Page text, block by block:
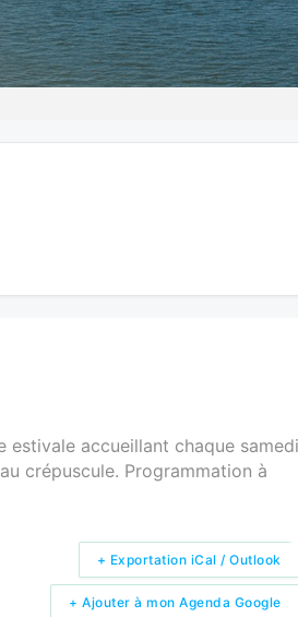
estivale accueillant chaque samedi
crépuscule. Programmation à
+ Ajouter à mon Agenda Google
+ Exportation iCal / Outlook